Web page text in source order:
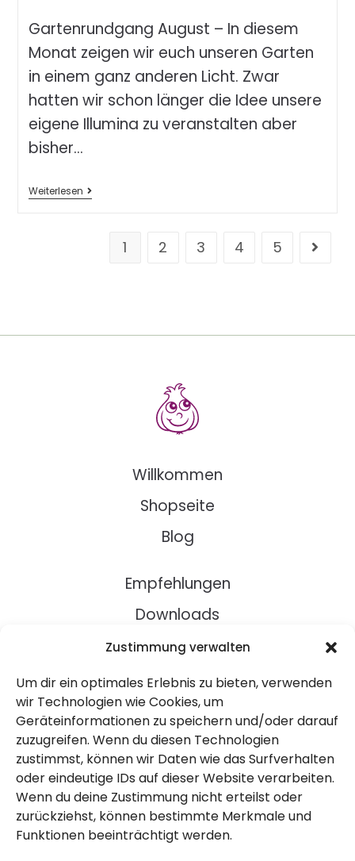
Zustimmung verwalten
Um dir ein optimales Erlebnis zu bieten, verwenden
wir Technologien wie Cookies, um
Geräteinformationen zu speichern und/oder darauf
zuzugreifen. Wenn du diesen Technologien
zustimmst, können wir Daten wie das Surfverhalten
oder eindeutige IDs auf dieser Website verarbeiten.
Wenn du deine Zustimmung nicht erteilst oder
zurückziehst, können bestimmte Merkmale und
Funktionen beeinträchtigt werden.
Gartenrundgang August – In diesem
Monat zeigen wir euch unseren Garten
in einem ganz anderen Licht. Zwar
hatten wir schon länger die Idee unsere
eigene Illumina zu veranstalten aber
bisher…
Weiterlesen
1 2 3 4 5
Willkommen
Shopseite
Blog
Empfehlungen
Downloads
Rezepte
Über Uns
Kontakt
Impressum
Datenschutz
AGB